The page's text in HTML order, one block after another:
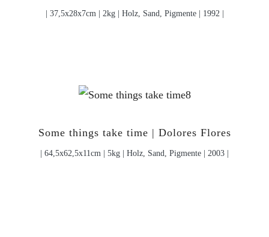
| 37,5x28x7cm | 2kg | Holz, Sand, Pigmente | 1992 |
Some things take time | Dolores Flores
| 64,5x62,5x11cm | 5kg | Holz, Sand, Pigmente | 2003 |